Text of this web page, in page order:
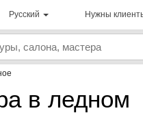
Русский Нужны
в ледном